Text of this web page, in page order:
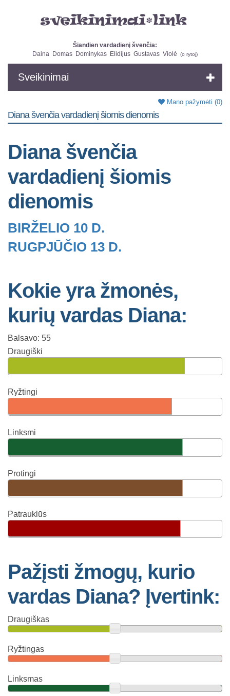
Šiandien vardadienį švenčia:
Daina Domas Dominykas Elidijus Gustavas Violė (o rytoj)
Sveikinimai
Mano pažymėti (0)
Diana švenčia vardadienį šiomis dienomis
Diana švenčia
vardadienį šiomis
dienomis
BIRŽELIO 10 D.
RUGPJŪČIO 13 D.
Kokie yra žmonės,
kurių vardas Diana:
Balsavo: 55
Draugiški
Ryžtingi
Linksmi
Protingi
Patrauklūs
Pažįsti žmogų, kurio
vardas Diana? Įvertink:
Draugiškas
Ryžtingas
Linksmas